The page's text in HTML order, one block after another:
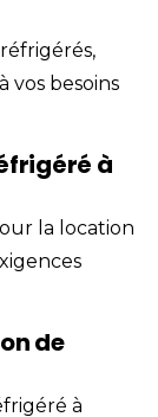
vos besoins
à
la location
de
à